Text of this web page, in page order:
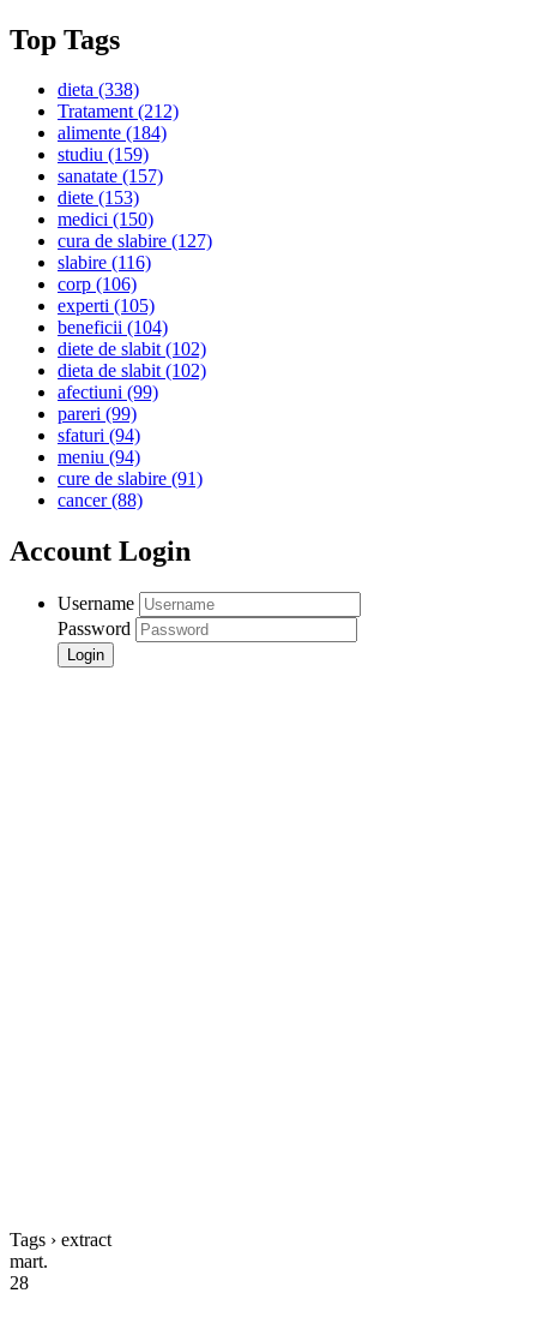
Top Tags
dieta (338)
Tratament(212)
alimente (184)
studiu (159)
sanatate (157)
diete (153)
medici (150)
cura de slabire (127)
slabire (116)
corp (106)
experti (105)
beneficii (104)
diete de slabit(102)
dieta de slabit(102)
afectiuni (99)
pareri (99)
sfaturi (94)
meniu (94)
cure de slabire (91)
cancer(88)
Account Login
Username
Password
Tags › extract
mart.
28